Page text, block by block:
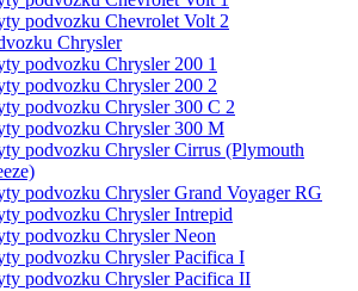
podvozku Chevrolet Volt 2
Chrysler
podvozku Chrysler 200 1
podvozku Chrysler 200 2
podvozku Chrysler 300 C 2
podvozku Chrysler 300 M
podvozku Chrysler Cirrus (Plymouth
podvozku Chrysler Grand Voyager RG
podvozku Chrysler Intrepid
podvozku Chrysler Neon
podvozku Chrysler Pacifica I
podvozku Chrysler Pacifica II